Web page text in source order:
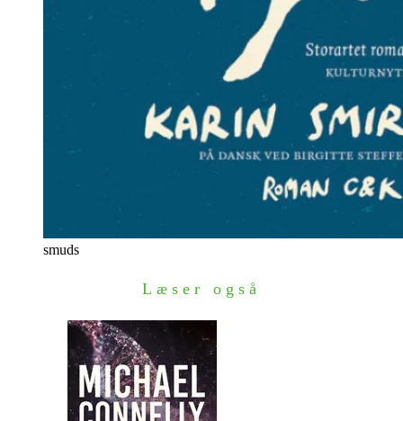
smuds
Læser også